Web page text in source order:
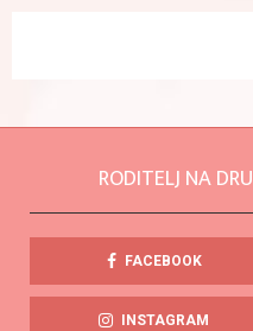
RODITELJ NA
FACEBOOK
INSTAGRAM